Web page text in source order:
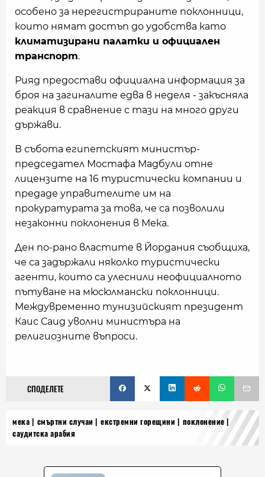
особено за нерегистрираните поклонници,
които нямат достъп до удобства като
климатизирани палатки и официален
транспорт.
Рияд предостави официална информация за
броя на загиналите едва в неделя - закъсняла
реакция в сравнение с тази на много други
държави.
В събота египетският министър-
председател Мостафа Мадбули отне
лицензите на 16 туристически компании и
предаде управителите им на
прокуратурата за това, че са позволили
незаконни поклонения в Мека.
Ден по-рано властите в Йордания съобщиха,
че са задържали няколко туристически
агенти, които са улеснили неофициалното
пътуване на мюсюлмански поклонници.
Междувременно тунизийският президент
Каис Саид уволни министъра на
религиозните въпроси.
СПОДЕЛЕТЕ
мека смъртни случаи екстремни горещини
поклонение
саудитска арабия